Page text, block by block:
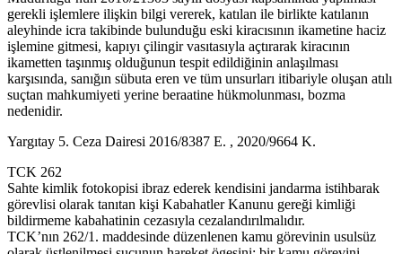
gerekli işlemlere ilişkin bilgi vererek, katılan ile birlikte katılanın
aleyhinde icra takibinde bulunduğu eski kiracısının ikametine haciz
işlemine gitmesi, kapıyı çilingir vasıtasıyla açtırarak kiracının
ikametten taşınmış olduğunun tespit edildiğinin anlaşılması
karşısında, sanığın sübuta eren ve tüm unsurları itibariyle oluşan atılı
suçtan mahkumiyeti yerine beraatine hükmolunması, bozma
nedenidir.
Yargıtay 5. Ceza Dairesi 2016/8387 E. , 2020/9664 K.
TCK 262
Sahte kimlik fotokopisi ibraz ederek kendisini jandarma istihbarak
görevlisi olarak tanıtan kişi Kabahatler Kanunu gereği kimliği
bildirmeme kabahatinin cezasıyla cezalandırılmalıdır.
TCK’nın 262/1. maddesinde düzenlenen kamu görevinin usulsüz